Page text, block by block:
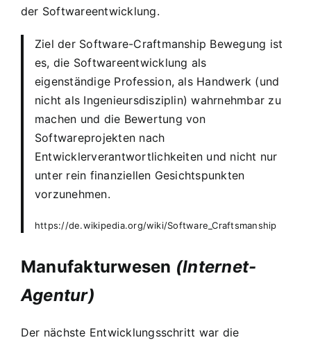
der Softwareentwicklung.
Ziel der Software-Craftmanship Bewegung ist
es, die Softwareentwicklung als
eigenständige Profession, als Handwerk (und
nicht als Ingenieursdisziplin) wahrnehmbar zu
machen und die Bewertung von
Softwareprojekten nach
Entwicklerverantwortlichkeiten und nicht nur
unter rein finanziellen Gesichtspunkten
vorzunehmen.
https://de.wikipedia.org/wiki/Software_Craftsmanship
Manufakturwesen (Internet-
Agentur)
Der nächste Entwicklungsschritt war die